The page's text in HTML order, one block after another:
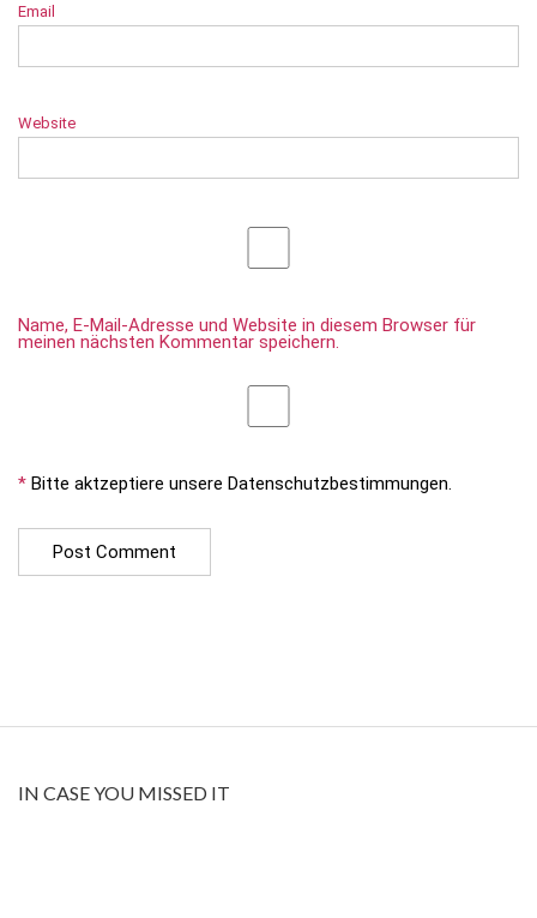
Email
Website
Name, E-Mail-Adresse und Website in diesem Browser für
meinen nächsten Kommentar speichern.
* Bitte aktzeptiere unsere Datenschutzbestimmungen.
IN CASE YOU MISSED IT